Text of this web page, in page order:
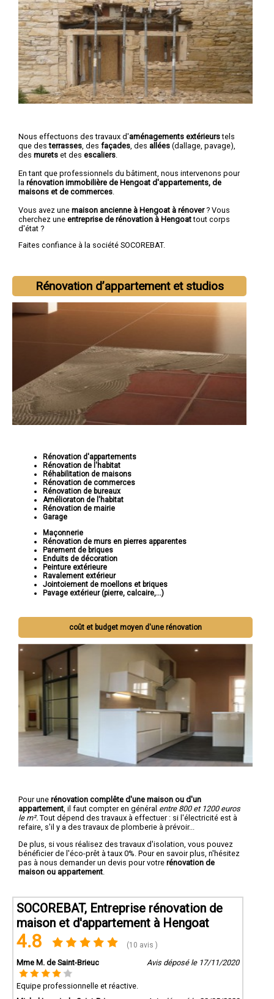
Nous effectuons des travaux d'aménagements extérieurstels
que desterrasses , des façades , des allées (dallage, pavage),
des murets et des escaliers
En tant que professionnels du bâtiment, nous intervenons pour
la rénovation immobilière de Hengoat d'appartements, de
maisons et de commerces
Vous avez une maison ancienne à Hengoat à rénover? Vous
cherchez une entreprise de rénovation à Hengoattout corps
d'état ?
Faites confiance à la société SOCOREBAT.
Rénovation d’appartement et studios
Rénovation d'appartements
Rénovation de l'habitat
Réhabilitation de maisons
Rénovation de commerces
Rénovation de bureaux
Amélioraton de l'habitat
Rénovation de mairie
Garage
Maçonnerie
Rénovation de murs en pierres apparentes
Parement de briques
Enduits de décoration
Peinture extérieure
Ravalement extérieur
Jointoiement de moellons et briques
Pavage extérieur (pierre, calcaire,...)
coût et budget moyen d'une rénovation
Pour une rénovation complête d'une maison ou d'un
appartement , il faut compter en général entre 800 et 1200 euros
le m². Tout dépend des travaux à effectuer : si l'électricité est à
refaire, s'il y a des travaux de plomberie à prévoir...
De plus, si vous réalisez des travaux d'isolation, vous pouvez
bénéficier de l'éco-prêt à taux 0%. Pour en savoir plus, n'hésitez
pas à nous demander un devis pour votre rénovation de
maison ou appartement
SOCOREBAT, Entreprise rénovation de
maison et d'appartement à Hengoat
4.8 (10 avis )
Mme M. de Saint-Brieuc Avis déposé le 17/11/2020
Equipe professionnelle et réactive.